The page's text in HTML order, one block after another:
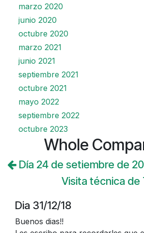
marzo 2020
junio 2020
octubre 2020
marzo 2021
junio 2021
septiembre 2021
octubre 2021
mayo 2022
septiembre 2022
octubre 2023
Whole
Día 24 de setiembre de
Visita técnica de
Dia 31/12/18
Buenos dias!!